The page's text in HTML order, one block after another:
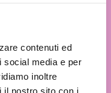
contenuti ed
social media e per
inoltre
il nostro sito con i